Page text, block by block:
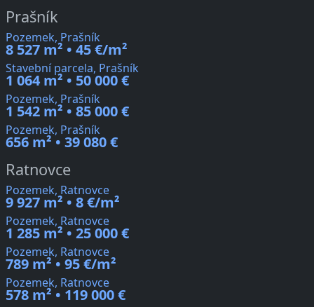
Prašník
Pozemek, Prašník
8 527 m² • 45 €/m²
Stavební parcela, Prašník
1 064 m² • 50 000 €
Pozemek, Prašník
1 542 m² • 85 000 €
Pozemek, Prašník
656 m² • 39 080 €
Ratnovce
Pozemek, Ratnovce
9 927 m² • 8 €/m²
Pozemek, Ratnovce
1 285 m² • 25 000 €
Pozemek, Ratnovce
789 m² • 95 €/m²
Pozemek, Ratnovce
578 m² • 119 000 €